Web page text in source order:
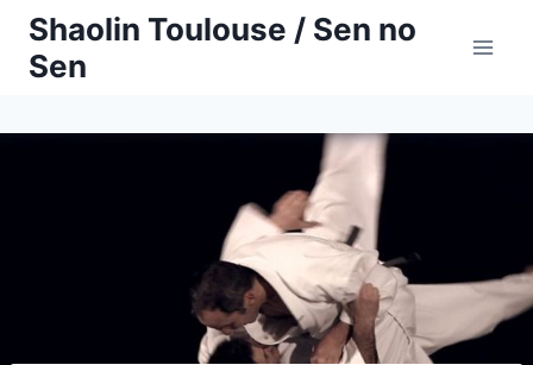
Aller
contenu
Shaolin Toulouse / Sen no
Sen